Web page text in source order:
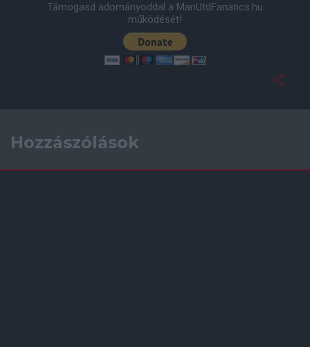
Támogasd adományoddal a ManUtdFanatics.hu
működését!
Hozzászólások